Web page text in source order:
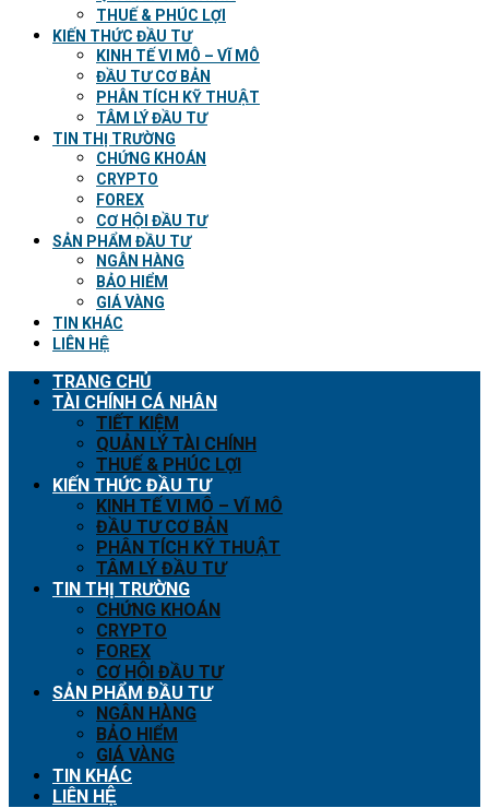
THUẾ & PHÚC LỢI
KIẾN THỨC ĐẦU TƯ
KINH TẾ VI MÔ – VĨ MÔ
ĐẦU TƯ CƠ BẢN
PHÂN TÍCH KỸ THUẬT
TÂM LÝ ĐẦU TƯ
TIN THỊ TRƯỜNG
CHỨNG KHOÁN
CRYPTO
FOREX
CƠ HỘI ĐẦU TƯ
SẢN PHẨM ĐẦU TƯ
NGÂN HÀNG
BẢO HIỂM
GIÁ VÀNG
TIN KHÁC
LIÊN HỆ
TRANG CHỦ
TÀI CHÍNH CÁ NHÂN
TIẾT KIỆM
QUẢN LÝ TÀI CHÍNH
THUẾ & PHÚC LỢI
KIẾN THỨC ĐẦU TƯ
KINH TẾ VI MÔ – VĨ MÔ
ĐẦU TƯ CƠ BẢN
PHÂN TÍCH KỸ THUẬT
TÂM LÝ ĐẦU TƯ
TIN THỊ TRƯỜNG
CHỨNG KHOÁN
CRYPTO
FOREX
CƠ HỘI ĐẦU TƯ
SẢN PHẨM ĐẦU TƯ
NGÂN HÀNG
BẢO HIỂM
GIÁ VÀNG
TIN KHÁC
LIÊN HỆ